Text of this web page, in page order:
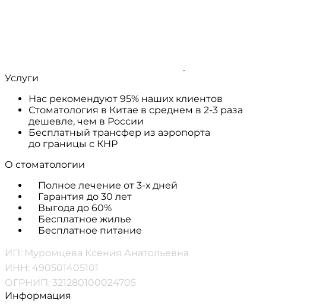
Услуги
Нас рекомендуют 95% наших клиентов
Стоматология в Китае в среднем в 2-3 раза
дешевле, чем в России
Бесплатный трансфер из аэропорта
до границы с КНР
О стоматологии
Полное лечение от 3-х дней
Гарантия до 30 лет
Выгода до 60%
Бесплатное жилье
Бесплатное питание
ИП: Муромцева Ксения Анатольевна
ИНН: 490501405101
ОГРНИП: 321280100024705
Информация